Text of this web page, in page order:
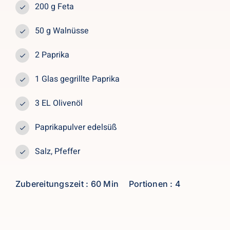
200 g Feta
50 g Walnüsse
2 Paprika
1 Glas gegrillte Paprika
3 EL Olivenöl
Paprikapulver edelsüß
Salz, Pfeffer
Zubereitungszeit : 60 Min Portionen : 4